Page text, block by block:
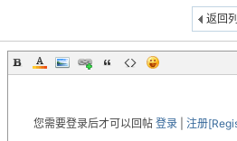
返回
您需要登录后才可以回帖 登录 注册